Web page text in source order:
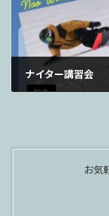
ナイター講習会
お気